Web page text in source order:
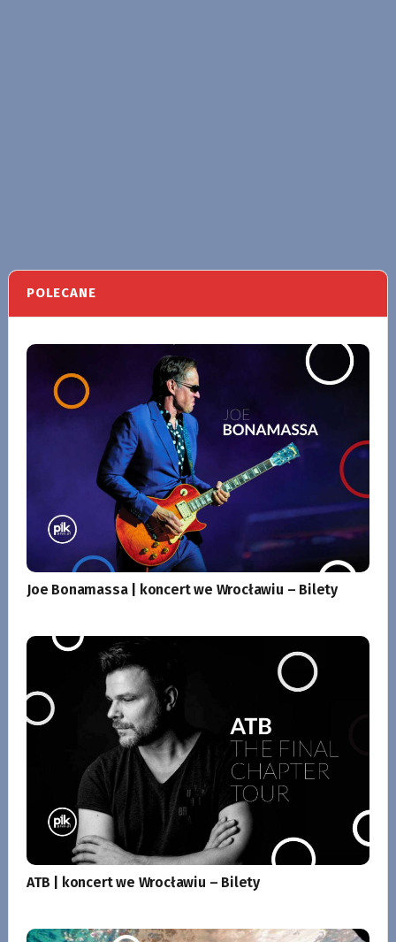
POLECANE
Joe Bonamassa | koncert we Wrocławiu – Bilety
ATB | koncert we Wrocławiu – Bilety